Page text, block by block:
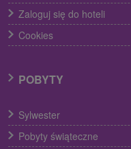
Zaloguj się do hoteli
Cookies
POBYTY
Sylwester
Pobyty świąteczne